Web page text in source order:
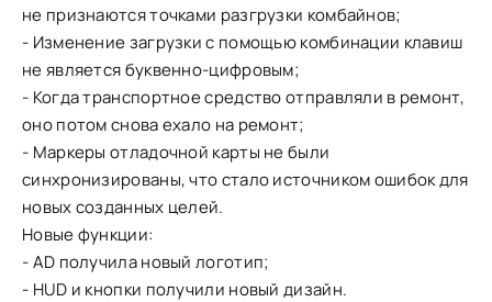
не признаются точками разгрузки комбайнов;
- Изменение загрузки с помощью комбинации клавиш
не является буквенно-цифровым;
- Когда транспортное средство отправляли в ремонт,
оно потом снова ехало на ремонт;
- Маркеры отладочной карты не были
синхронизированы, что стало источником ошибок для
новых созданных целей.
Новые функции:
- AD получила новый логотип;
- HUD и кнопки получили новый дизайн.